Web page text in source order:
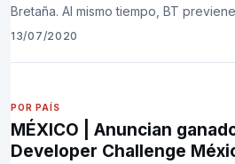
Bretaña. Al mismo tiempo, BT
13/07/2020
POR PAÍS
MÉXICO | Anuncian
Developer Challenge